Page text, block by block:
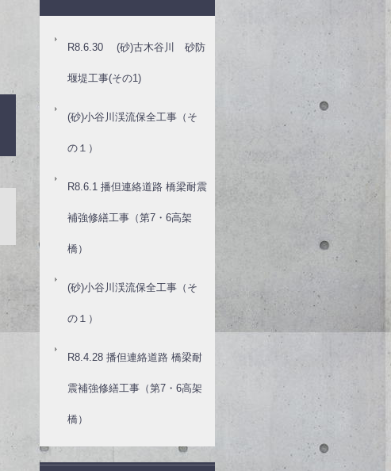
R8.6.30 (砂)古木谷川 砂防
堰堤工事(その1)
(砂)小谷川渓流保全工事（そ
の１）
R8.6.1 播但連絡道路 橋梁耐震
補強修繕工事（第7・6高架
橋）
(砂)小谷川渓流保全工事（そ
の１）
R8.4.28 播但連絡道路 橋梁耐
震補強修繕工事（第7・6高架
橋）